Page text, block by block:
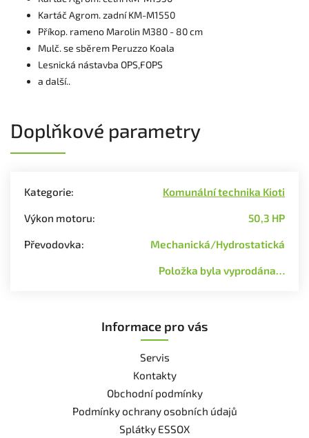
Kartáč Agrom. zadní KM-M1550
Příkop. rameno Marolin M380 - 80 cm
Mulč. se sběrem Peruzzo Koala
Lesnická nástavba OPS,FOPS
a další..
Doplňkové parametry
Kategorie: Komunální technika Kioti
Výkon motoru: 50,3 HP
Převodovka: Mechanická/Hydrostatická
Položka byla vyprodána…
Informace pro vás
Servis
Kontakty
Obchodní podmínky
Podmínky ochrany osobních údajů
Splátky ESSOX